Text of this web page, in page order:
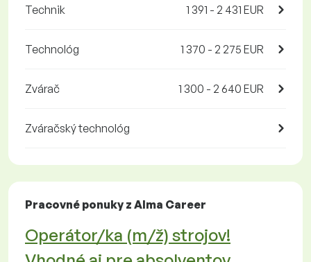
Technik 1 391 - 2 431 EUR
Technológ 1 370 - 2 275 EUR
Zvárač 1 300 - 2 640 EUR
Zváračský technológ
Pracovné ponuky z Alma Career
Operátor/ka (m/ž) strojov!